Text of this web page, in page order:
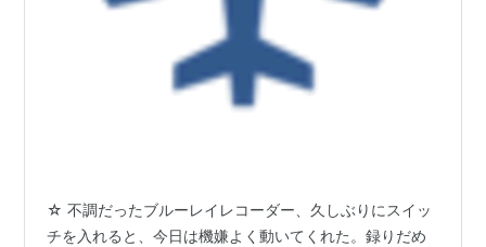
☆ 不調だったブルーレイレコーダー、久しぶりにスイッ
チを入れると、今日は機嫌よく動いてくれた。録りだめ